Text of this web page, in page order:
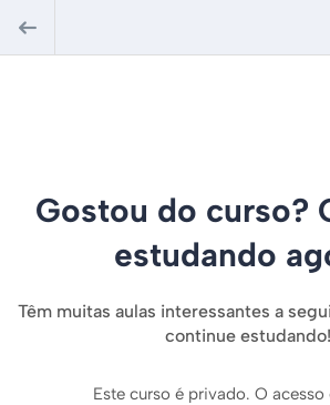
Gostou do curso?
estudando
Têm muitas aulas interessantes a
continue estudando!
Este curso é privado. O acesso